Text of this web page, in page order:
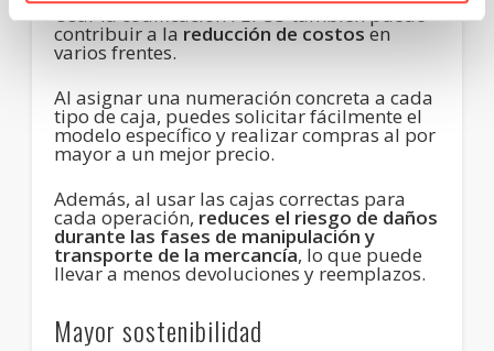
Usar la codificación FEFCO también puede
contribuir a la reducción de costos en
varios frentes.
Al asignar una numeración concreta a cada
tipo de caja, puedes solicitar fácilmente el
modelo específico y realizar compras al por
mayor a un mejor precio.
Además, al usar las cajas correctas para
cada operación, reduces el riesgo de daños
durante las fases de manipulación y
transporte de la mercancía, lo que puede
llevar a menos devoluciones y reemplazos.
Mayor sostenibilidad